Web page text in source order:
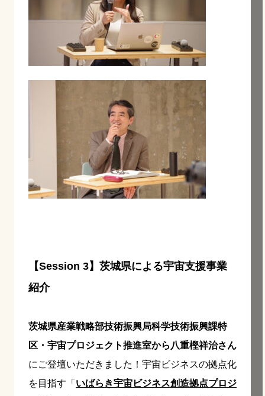
【Session 3】茨城県による宇宙支援事業
紹介
茨城県産業戦略部技術振興局科学技術振興課特
区・宇宙プロジェクト推進室から八重樫祥治さん
にご登壇いただきました！宇宙ビジネスの拠点化
を目指す「 いばらき宇宙ビジネス創造拠点プロジ